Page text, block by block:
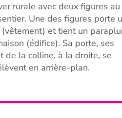
rurale avec deux figures au
Une des figures porte
et tient un
(édifice). Sa porte, ses
de la colline, à la droite, se
en arrière-plan.